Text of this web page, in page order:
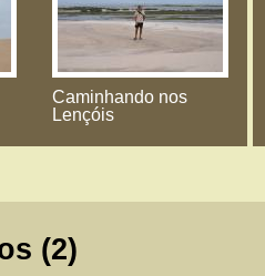
Caminhando nos
Lençóis
(2)